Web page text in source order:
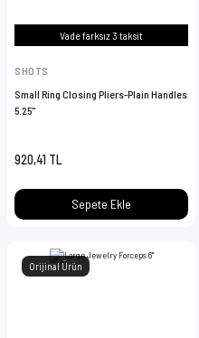
Vade farksız 3 taksit
SHOTS
Small Ring Closing Pliers-Plain Handles
5.25''
920,41 TL
Sepete Ekle
Orijinal Ürün